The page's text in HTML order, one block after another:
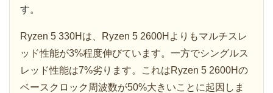
す。
Ryzen 5 330Hは、Ryzen 5 2600Hよりもマルチスレ
ッド性能が3%程度伸びています。一方でシングルス
レッド性能は7%劣ります。これはRyzen 5 2600Hの
ベースクロック周波数が50%大きいことに起因しま